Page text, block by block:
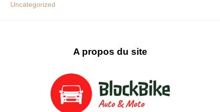
Uncategorized
A propos du site